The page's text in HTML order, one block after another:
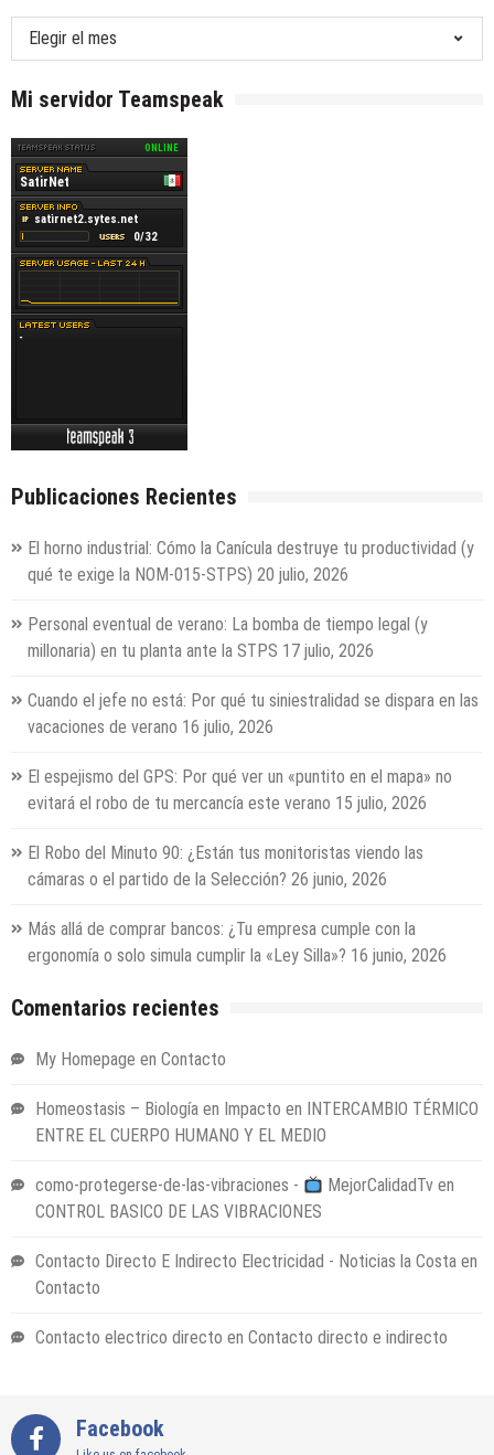
Publicaciones
anteriores
Mi servidor Teamspeak
Publicaciones Recientes
El horno industrial: Cómo la Canícula destruye tu productividad (y
qué te exige la NOM-015-STPS) 20 julio, 2026
Personal eventual de verano: La bomba de tiempo legal (y
millonaria) en tu planta ante la STPS 17 julio, 2026
Cuando el jefe no está: Por qué tu siniestralidad se dispara en las
vacaciones de verano 16 julio, 2026
El espejismo del GPS: Por qué ver un «puntito en el mapa» no
evitará el robo de tu mercancía este verano 15 julio, 2026
El Robo del Minuto 90: ¿Están tus monitoristas viendo las
cámaras o el partido de la Selección? 26 junio, 2026
Más allá de comprar bancos: ¿Tu empresa cumple con la
ergonomía o solo simula cumplir la «Ley Silla»? 16 junio, 2026
Comentarios recientes
My Homepage en Contacto
Homeostasis – Biología en Impacto en
INTERCAMBIO TÉRMICO
ENTRE EL CUERPO HUMANO Y EL MEDIO
como-protegerse-de-las-vibraciones - MejorCalidadTv en
CONTROL BASICO DE LAS VIBRACIONES
Contacto Directo E Indirecto Electricidad - Noticias la Costa en
Contacto
Contacto electrico directo en Contacto directo e indirecto
Facebook